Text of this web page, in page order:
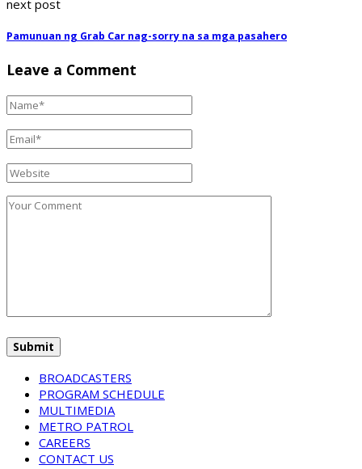
next post
Pamunuan ng Grab Car nag-sorry na sa mga pasahero
Leave a Comment
BROADCASTERS
PROGRAM SCHEDULE
MULTIMEDIA
METRO PATROL
CAREERS
CONTACT US